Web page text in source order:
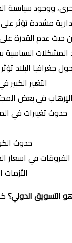
ووجود سياسية
مشددة تؤثر على
حيث عدم القدرة
السياسية
جغرافيا البلاد
التغيير
في بعض
حدوث تغييرات في
حدوث
الفروقات في اسعار
التسويق الدولي؟